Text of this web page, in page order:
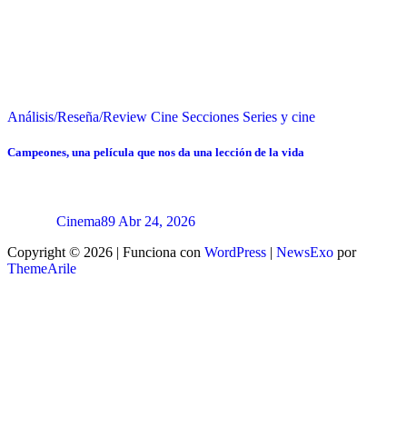
Análisis/Reseña/Review Cine Secciones Series y cine
Campeones, una película que nos da una lección de la vida
Cinema89 Abr 24, 2026
Copyright © 2026 | Funciona con WordPress | NewsExo por
ThemeArile